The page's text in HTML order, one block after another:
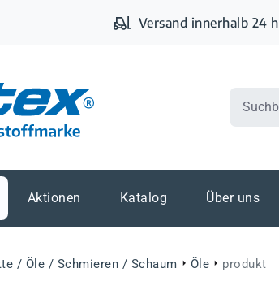
Versand innerhalb 24 h
Aktionen Katalog Über uns
/ Öle / Schmieren / Schaum Öle produkt